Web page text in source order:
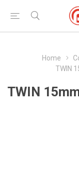
Home
TWIN
TWIN